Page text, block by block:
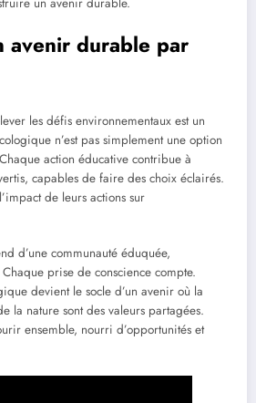
avenir durable par
les défis environnementaux est un
n’est pas simplement une option
action éducative contribue à
capables de faire des choix éclairés.
de leurs actions sur
d’une communauté éduquée,
prise de conscience compte.
devient le socle d’un avenir où la
la nature sont des valeurs partagées.
ensemble, nourri d’opportunités et